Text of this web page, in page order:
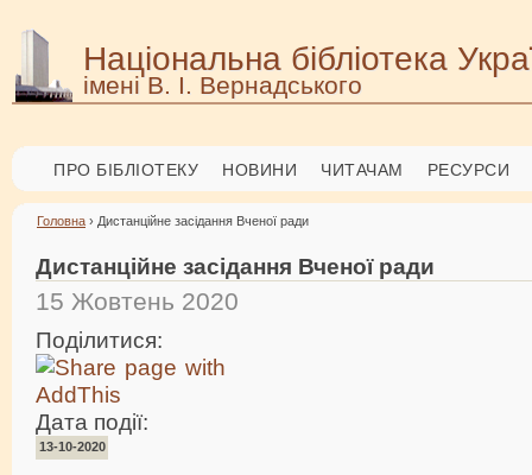
Національна бібліотека
імені В. І. Вернадського
ПРО БІБЛІОТЕКУ НОВИНИ ЧИТАЧАМ РЕСУРСИ
Головна › Дистанційне засідання Вченої ради
Дистанційне засідання Вченої ради
15 Жовтень 2020
Поділитися:
Дата події:
13-10-2020